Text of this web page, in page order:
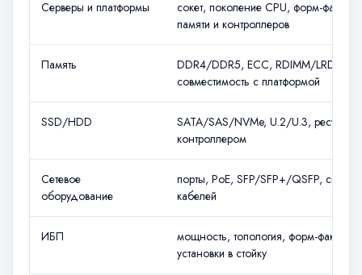
Серверы и платформы
сокет, поколение CPU, форм-
памяти и контроллеров
Память
DDR4/DDR5, ECC, RDIMM/
совместимость с платформой
SSD/HDD
SATA/SAS/NVMe, U.2/U.3, ресурс,
контроллером
Сетевое
оборудование
порты, PoE, SFP/SFP+/QSFP,
кабелей
ИБП
мощность, топология, форм-фактор,
установки в стойку